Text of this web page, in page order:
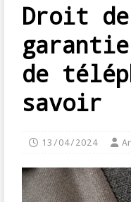
Droit
de
savoir
13/04/2024